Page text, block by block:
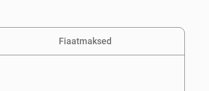
Fiaatmaksed